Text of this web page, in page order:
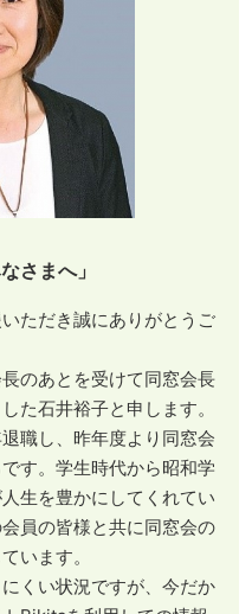
さまへ」
ただき誠にありがとうご
のあとを受けて同窓会長
た石井裕子と申します。
職し、昨年度より同窓会
す。学生時代から昭和学
生を豊かにしてくれてい
員の皆様と共に同窓会の
います。
くい状況ですが、今だか